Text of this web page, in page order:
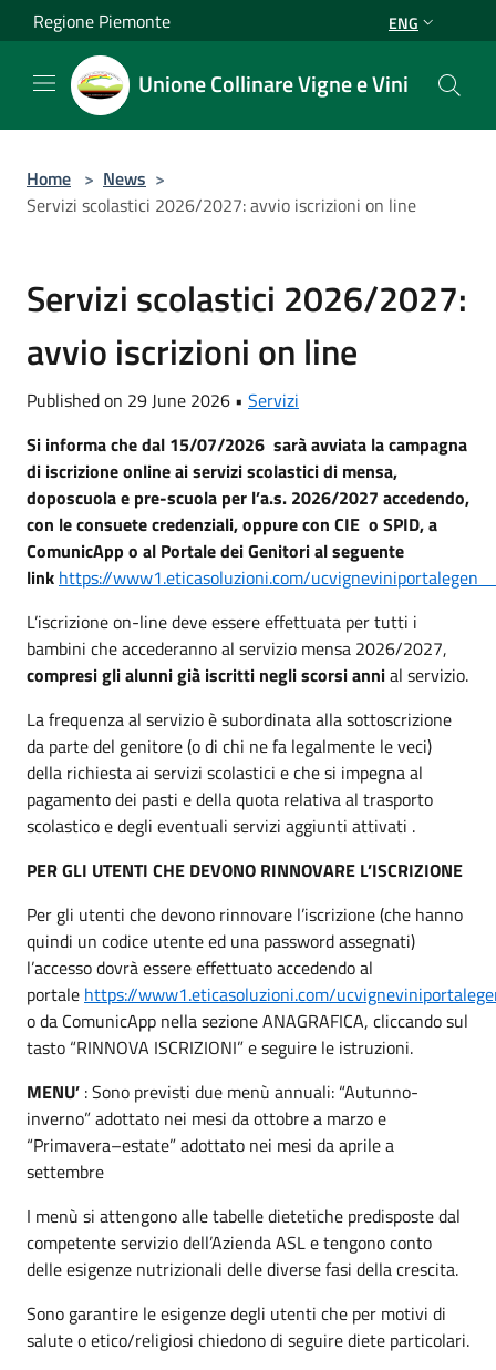
Salta al contenuto principale
Regione Piemonte ENG
Unione Collinare Vigne e Vini
Home > News >
Servizi scolastici 2026/2027: avvio iscrizioni on line
Servizi scolastici 2026/2027:
avvio iscrizioni on line
Published on 29 June 2026 • Servizi
Si informa che dal 15/07/2026 sarà avviata la campagna
di iscrizione online ai servizi scolastici di mensa,
doposcuola e pre-scuola per l’a.s. 2026/2027 accedendo,
con le consuete credenziali, oppure con CIE o SPID, a
ComunicApp o al Portale dei Genitori al seguente
link https://www1.eticasoluzioni.com/ucvigneviniportalegen
L’iscrizione on-line deve essere effettuata per tutti i
bambini che accederanno al servizio mensa 2026/2027,
compresi gli alunni già iscritti negli scorsi annial servizio.
La frequenza al servizio è subordinata alla sottoscrizione
da parte del genitore (o di chi ne fa legalmente le veci)
della richiesta ai servizi scolastici e che si impegna al
pagamento dei pasti e della quota relativa al trasporto
scolastico e degli eventuali servizi aggiunti attivati .
PER GLI UTENTI CHE DEVONO RINNOVARE L’ISCRIZIONE
Per gli utenti che devono rinnovare l’iscrizione (che hanno
quindi un codice utente ed una password assegnati)
l’accesso dovrà essere effettuato accedendo al
portale https://www1.eticasoluzioni.com/
o da ComunicApp nella sezione ANAGRAFICA, cliccando sul
tasto “RINNOVA ISCRIZIONI” e seguire le istruzioni.
MENU’ : Sono previsti due menù annuali: “Autunno-
inverno” adottato nei mesi da ottobre a marzo e
“Primavera–estate” adottato nei mesi da aprile a
settembre
I menù si attengono alle tabelle dietetiche predisposte dal
competente servizio dell’Azienda ASL e tengono conto
delle esigenze nutrizionali delle diverse fasi della crescita.
Sono garantire le esigenze degli utenti che per motivi di
salute o etico/religiosi chiedono di seguire diete particolari.